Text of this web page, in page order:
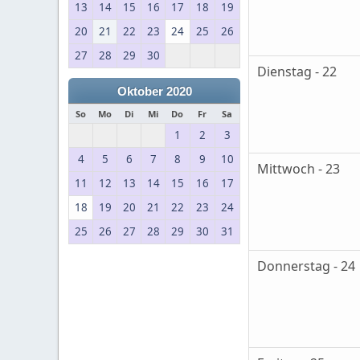
13
14 15 16 17 18
19
20
21 22 23 24 25
26
27
28 29 30
Oktober 2020
So Mo Di Mi Do Fr Sa
1 2
3
4
5 6 7 8 9
10
11
12 13 14 15 16
17
18
19 20 21 22 23
24
25
26 27 28 29 30 31
Dienstag - 22
Mittwoch - 23
Donnerstag - 24